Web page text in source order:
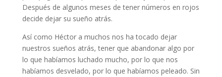
Después de algunos meses de tener números en rojos
decide dejar su sueño atrás.
Así como Héctor a muchos nos ha tocado dejar
nuestros sueños atrás, tener que abandonar algo por
lo que habíamos luchado mucho, por lo que nos
habíamos desvelado, por lo que habíamos peleado. Sin